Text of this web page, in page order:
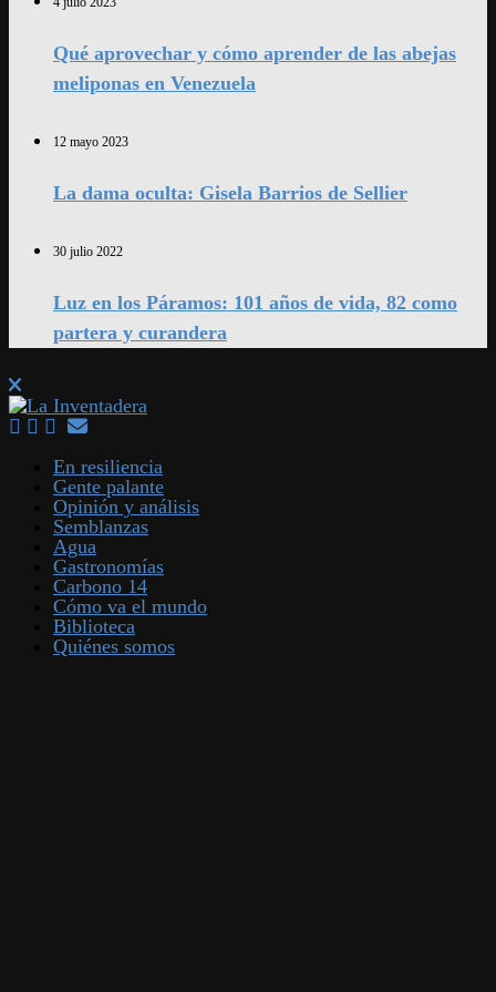
Qué aprovechar y cómo aprender de las abejas
meliponas en Venezuela
12 mayo 2023
La dama oculta: Gisela Barrios de Sellier
30 julio 2022
Luz en los Páramos: 101 años de vida, 82 como
partera y curandera
En resiliencia
Gente palante
Opinión y análisis
Semblanzas
Agua
Gastronomías
Carbono 14
Cómo va el mundo
Biblioteca
Quiénes somos